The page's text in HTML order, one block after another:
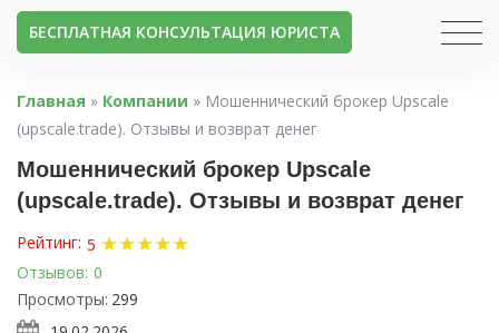
БЕСПЛАТНАЯ КОНСУЛЬТАЦИЯ ЮРИСТА
Главная » Компании » Мошеннический брокер Upscale
(upscale.trade). Отзывы и возврат денег
Мошеннический брокер Upscale
(upscale.trade). Отзывы и возврат денег
Рейтинг: 5 ★★★★★
Отзывов: 0
Просмотры: 299